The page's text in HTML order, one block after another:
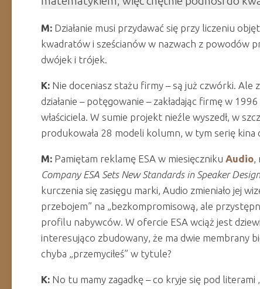
M: Działanie musi przydawać się przy liczeniu
kwadratów i sześcianów w nazwach z powodów
dwójek i trójek.
K: Nie doceniasz stażu firmy – są już czwórki. Ale
działanie – potęgowanie – zakładając firmę w
właściciela. W sumie projekt nieźle wyszedł, w
produkowała 28 modeli kolumn, w tym serię
M: Pamiętam reklamę ESA w miesięczniku Audio,
Company ESA Sets New Standards in Speaker
kurczenia się zasięgu marki, Audio zmieniało jej
przebojem” na „bezkompromisową, ale
profilu nabywców. W ofercie ESA wciąż jest
interesująco zbudowany, że ma dwie membrany
chyba „przemyciłeś” w tytule?
K: No tu mamy zagadkę – co kryje się pod literami